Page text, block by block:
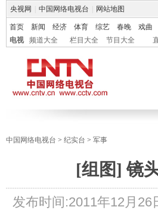
央视网 中国网络电视台 网站地图
首页 新闻 经济 体育 综艺 春晚 戏曲
电视
频道大全 栏目大全 节目大全
中国网络电视台 > 纪实台 > 军事
[组图] 镜
发布时间:2011年12月26